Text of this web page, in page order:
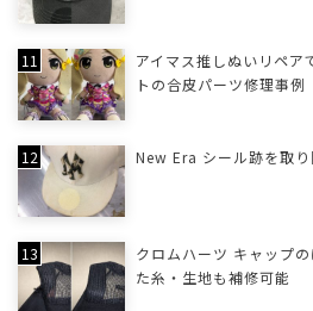
アイマス推しぬいリペア
トの合皮パーツ修理事例
New Era シール跡を取り
クロムハーツ キャップ
た糸・生地も補修可能